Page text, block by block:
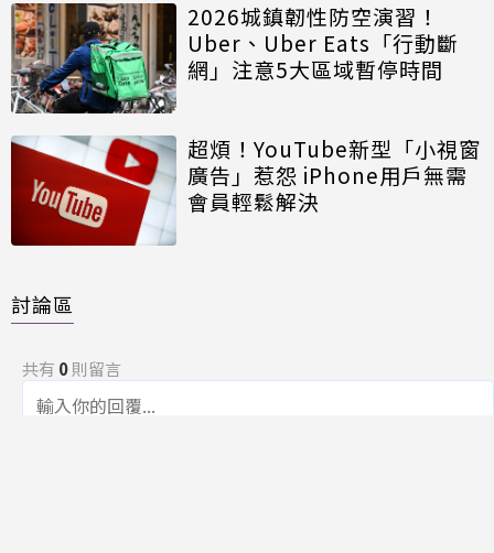
2026城鎮韌性防空演習！
Uber、Uber Eats「行動斷
網」注意5大區域暫停時間
超煩！YouTube新型「小視窗
廣告」惹怨 iPhone用戶無需
會員輕鬆解決
討論區
共有 0則留言